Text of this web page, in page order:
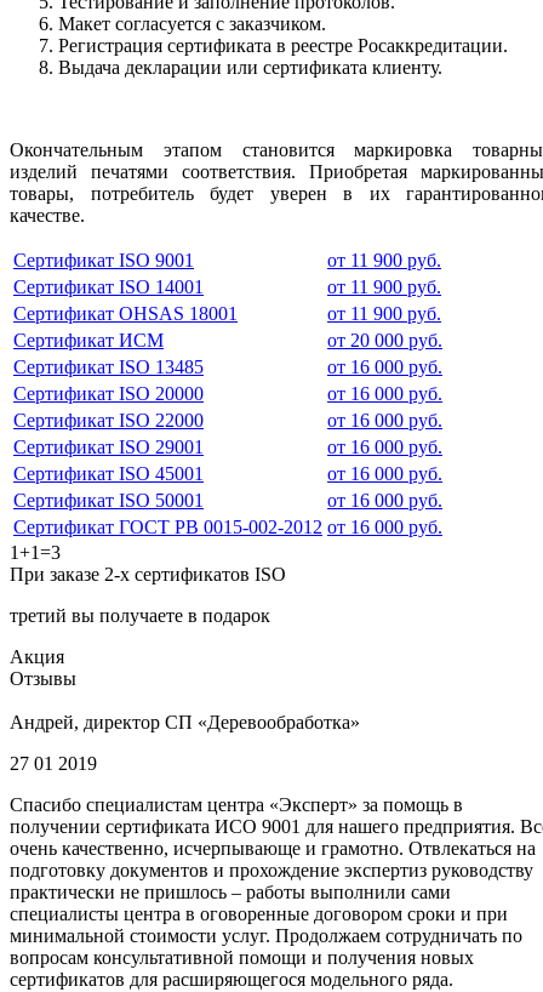
Макет согласуется с заказчиком.
Регистрация сертификата в реестре Росаккредитации.
Выдача декларации или сертификата клиенту.
Окончательным этапом становится маркировка
изделий печатями соответствия. Приобретая
товары, потребитель будет уверен в их
качестве.
Сертификат ISO 9001
от 11 900 руб.
Сертификат ISO 14001
от 11 900 руб.
Сертификат OHSAS 18001
от 11 900 руб.
Сертификат ИСМ
от 20 000 руб.
Сертификат ISO 13485
от 16 000 руб.
Сертификат ISO 20000
от 16 000 руб.
Сертификат ISO 22000
от 16 000 руб.
Сертификат ISO 29001
от 16 000 руб.
Сертификат ISO 45001
от 16 000 руб.
Сертификат ISO 50001
от 16 000 руб.
Сертификат ГОСТ РВ 0015-002-2012 от 16 000 руб.
1+1=3
При заказе 2-х сертификатов ISO
третий вы получаете в подарок
Акция
Отзывы
Андрей, директор СП «Деревообработка»
27 01 2019
Спасибо специалистам центра «Эксперт» за помощь в
получении сертификата ИСО 9001 для нашего предприятия.
очень качественно, исчерпывающе и грамотно. Отвлекаться на
подготовку документов и прохождение экспертиз руководству
практически не пришлось – работы выполнили сами
специалисты центра в оговоренные договором сроки и при
минимальной стоимости услуг. Продолжаем сотрудничать по
вопросам консультативной помощи и получения новых
сертификатов для расширяющегося модельного ряда.